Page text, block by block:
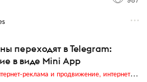
переходят в Telegram:
в виде Mini App
Digital (web-дизайн, интернет-реклама и продвижение, интернет-сообщества и блоги, интернет-коммуникации, мобильный маркетинг, реклама на цифровых экранах)